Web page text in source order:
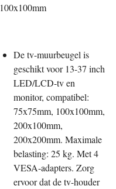
100x100mm
De tv-muurbeugel is
geschikt voor 13-37 inch
LED/LCD-tv en
monitor, compatibel:
75x75mm, 100x100mm,
200x100mm,
200x200mm. Maximale
belasting: 25 kg. Met 4
VESA-adapters. Zorg
ervoor dat de tv-houder